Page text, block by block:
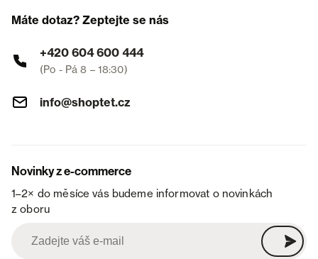
Máte dotaz? Zeptejte se nás
+420 604 600 444
(Po - Pá 8 – 18:30)
info@shoptet.cz
Novinky z e-commerce
1–2× do měsíce vás budeme informovat o novinkách
z oboru